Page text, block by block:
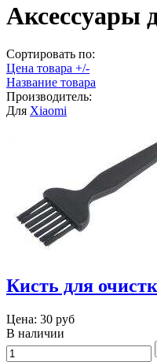
Аксессуары
Сортировать по:
Цена товара +/-
Название товара
Производитель:
Для Xiaomi
Кисть для
Цена: 30 руб
В наличии